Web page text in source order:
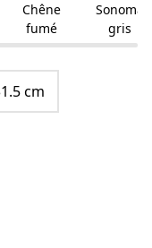
Chêne
fumé
Sonoma
gris
cm